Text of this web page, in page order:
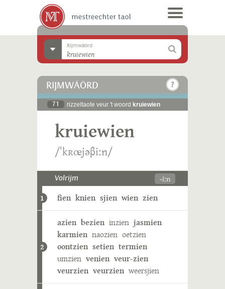
Rijmwäörd
RIJMWÄÖRD
71 rizzeltaote veur 't woord kruiewien
kruiewien
/ˈkʀœjəβiːn/
Volrijm -iːn
1 fien knien sjien wien zien
2
azien bezien inzien jasmien
karmien naozien oetzien
oontzien setien termien
umzien venien veur-zien
veurzien veurzien weersjien